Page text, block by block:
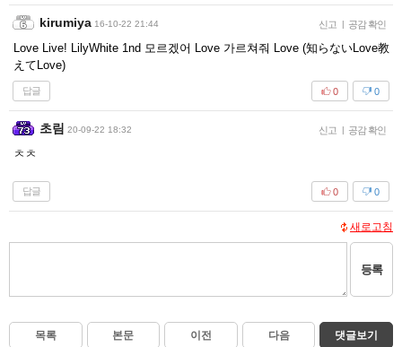
kirumiya 16-10-22 21:44 신고 | 공감 확인
Love Live! LilyWhite 1nd 모르겠어 Love 가르쳐줘 Love (知らないLove教
えてLove)
답글 0
0
초림 20-09-22 18:32 신고 | 공감 확인
ㅊㅊ
답글 0
0
새로고침
등록
목록 본문 이전 다음 댓글보기